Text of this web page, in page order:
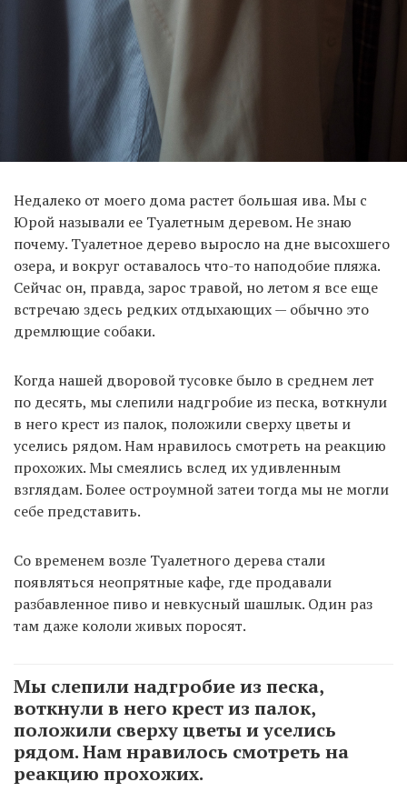
Недалеко от моего дома растет большая ива. Мы с
Юрой называли ее Туалетным деревом. Не знаю
почему. Туалетное дерево выросло на дне высохшего
озера, и вокруг оставалось что-то наподобие пляжа.
Сейчас он, правда, зарос травой, но летом я все еще
встречаю здесь редких отдыхающих — обычно это
дремлющие собаки.
Когда нашей дворовой тусовке было в среднем лет
по десять, мы слепили надгробие из песка, воткнули
в него крест из палок, положили сверху цветы и
уселись рядом. Нам нравилось смотреть на реакцию
прохожих. Мы смеялись вслед их удивленным
взглядам. Более остроумной затеи тогда мы не могли
себе представить.
Со временем возле Туалетного дерева стали
появляться неопрятные кафе, где продавали
разбавленное пиво и невкусный шашлык. Один раз
там даже кололи живых поросят.
Мы слепили надгробие из песка,
воткнули в него крест из палок,
положили сверху цветы и уселись
рядом. Нам нравилось смотреть на
реакцию прохожих.